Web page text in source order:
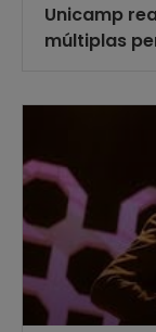
Unicamp
múltiplas